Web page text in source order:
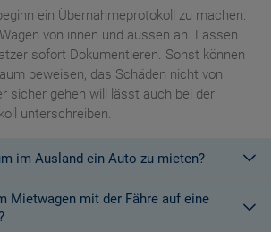
ein Übernahmeprotokoll zu machen:
von innen und aussen an. Lassen
sofort Dokumentieren. Sonst können
beweisen, das Schäden nicht von
sicher gehen will lässt auch bei der
unterschreiben.
im Ausland ein Auto zu mieten?
Führerschein ist es kein Problem ein
Europa und bei den meisten
Mietwagen mit der Fähre auf eine